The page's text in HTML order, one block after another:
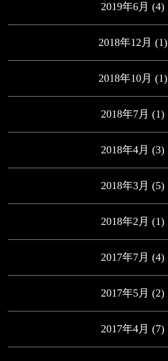
2019年6月 (4)
2018年12月 (1)
2018年10月 (1)
2018年7月 (1)
2018年4月 (3)
2018年3月 (5)
2018年2月 (1)
2017年7月 (4)
2017年5月 (2)
2017年4月 (7)